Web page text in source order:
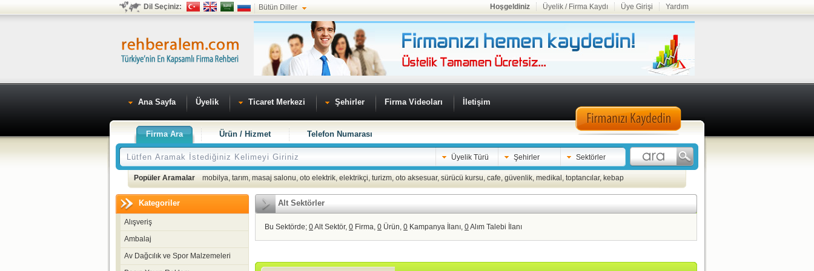
Dil Seçiniz: Bütün Diller Hoşgeldiniz Üyelik / Firma Kaydı Üye Girişi Yardım
Ana Sayfa Üyelik Ticaret Merkezi Şehirler Firma Videoları İletişim
Firma Ara Ürün / Hizmet Telefon Numarası
Üyelik Türü Şehirler Sektörler
Popüler Aramalar mobilya, tarım, masaj salonu, oto elektrik, elektrikçi, turizm, oto aksesuar, sürücü kursu, cafe, güvenlik, medikal , toptancılar, kebap
Kategoriler
Alışveriş
Ambalaj
Av Dağcılık ve Spor Malzemeleri
Alt Sektörler
Bu Sektörde; 0Alt Sektör, 0 Firma, 0 Ürün, 0 Kampanya İlanı, 0Alım Talebi İlanı